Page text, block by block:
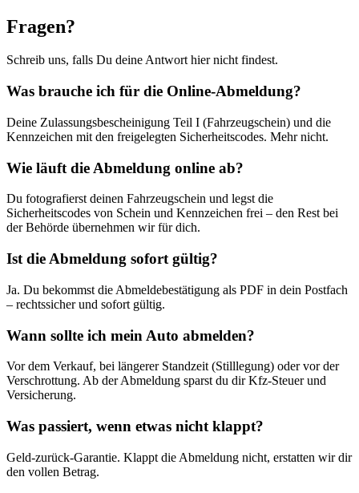
Fragen?
Schreib uns, falls Du deine Antwort hier nicht findest.
Was brauche ich für die Online-Abmeldung?
Deine Zulassungsbescheinigung Teil I (Fahrzeugschein) und die
Kennzeichen mit den freigelegten Sicherheitscodes. Mehr nicht.
Wie läuft die Abmeldung online ab?
Du fotografierst deinen Fahrzeugschein und legst die
Sicherheitscodes von Schein und Kennzeichen frei – den Rest bei
der Behörde übernehmen wir für dich.
Ist die Abmeldung sofort gültig?
Ja. Du bekommst die Abmeldebestätigung als PDF in dein Postfach
– rechtssicher und sofort gültig.
Wann sollte ich mein Auto abmelden?
Vor dem Verkauf, bei längerer Standzeit (Stilllegung) oder vor der
Verschrottung. Ab der Abmeldung sparst du dir Kfz-Steuer und
Versicherung.
Was passiert, wenn etwas nicht klappt?
Geld-zurück-Garantie. Klappt die Abmeldung nicht, erstatten wir dir
den vollen Betrag.